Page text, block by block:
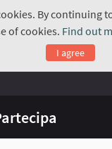
By continuing
of cookies. Find out
I agree